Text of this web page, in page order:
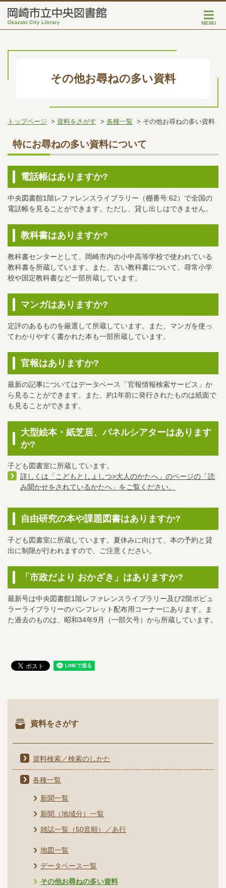
MENU
その他お尋ねの多い資料
トップページ 資料をさがす 各種一覧 その他お尋ねの多い資料
特にお尋ねの多い資料について
電話帳はありますか?
中央図書館1階レファレンスライブラリー（棚番号:62）で全国の
電話帳を見ることができます。ただし、貸し出しはできません。
教科書はありますか?
教科書センターとして、岡崎市内の小中高等学校で使われている
教科書を所蔵しています。また、古い教科書について、尋常小学
校や国定教科書など一部所蔵しています。
マンガはありますか?
定評のあるものを厳選して所蔵しています。また、マンガを使っ
てわかりやすく書かれた本も一部所蔵しています。
官報はありますか?
最新の記事についてはデータベース「官報情報検索サービス」か
ら見ることができます。また、約1年前に発行されたものは紙面で
も見ることができます。
大型絵本・紙芝居、パネルシアターはあります
か?
子ども図書室に所蔵しています。
詳しくは「こどもとしょしつ>大人のかたへ」のページの「読
み聞かせをされているかたへ」をご覧ください。
自由研究の本や課題図書はありますか?
子ども図書室に所蔵しています。夏休みに向けて、本の予約と貸
出に制限が行われますので、ご注意ください。
「市政だより おかざき」はありますか?
最新号は中央図書館1階レファレンスライブラリー及び2階ポピュ
ラーライブラリーのパンフレット配布用コーナーにあります。ま
た過去のものは、昭和34年9月（一部欠号）から所蔵しています。
資料をさがす
資料検索／検索のしかた
各種一覧
新聞一覧
新聞（地域分）一覧
雑誌一覧（50音順）／あ行
地図一覧
データベース一覧
その他お尋ねの多い資料